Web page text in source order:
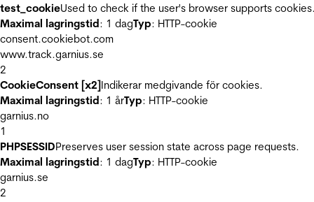
test_cookieUsed to check if the user's browser supports
Maximal lagringstid: 1 dagTyp: HTTP-cookie
consent.cookiebot.com
www.track.garnius.se
2
CookieConsent [x2]Indikerar medgivande för cookies.
Maximal lagringstid: 1 årTyp: HTTP-cookie
garnius.no
1
PHPSESSIDPreserves user session state across page requests.
Maximal lagringstid: 1 dagTyp: HTTP-cookie
garnius.se
2